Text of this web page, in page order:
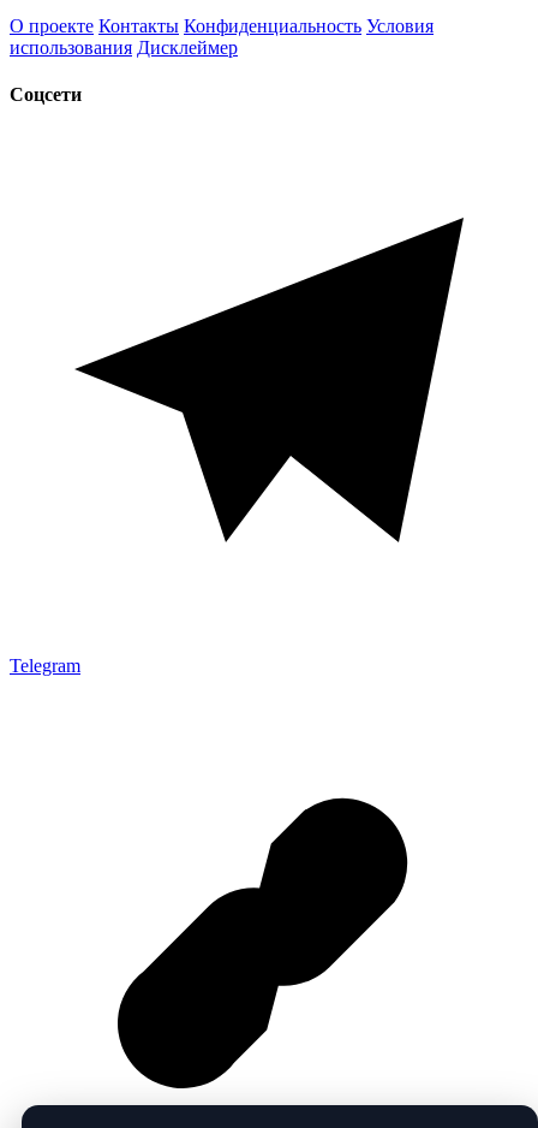
О проекте Контакты Конфиденциальность Условия
использования Дисклеймер
Соцсети
Telegram